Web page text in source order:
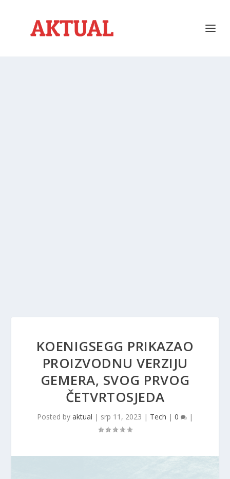
KOENIGSEGG PRIKAZAO
PROIZVODNU VERZIJU
GEMERA, SVOG PRVOG
ČETVRTOSJEDA
Posted by aktual | srp 11, 2023 | Tech | 0 |